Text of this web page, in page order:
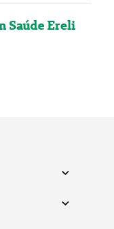
Saúde Ereli